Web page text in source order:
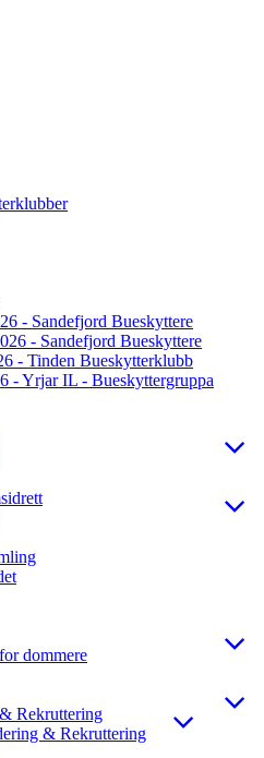
- Sandefjord Bueskyttere
- Sandefjord Bueskyttere
- Tinden Bueskytterklubb
- Yrjar IL - Bueskyttergruppa
dommere
Rekruttering
& Rekruttering